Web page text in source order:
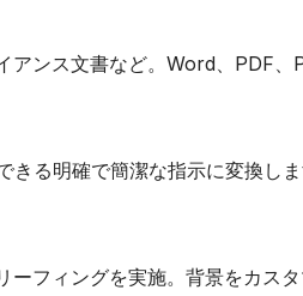
アンス文書など。Word、PDF
る明確で簡潔な指示に変換しま
フィングを実施。背景をカス